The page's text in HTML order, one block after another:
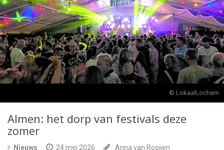
COLUMNS
RADIO
ZOEKEN
© LokaalLochem
Almen: het dorp van festivals deze
zomer
Nieuws 24 mei 2026
Anna van Rooijen